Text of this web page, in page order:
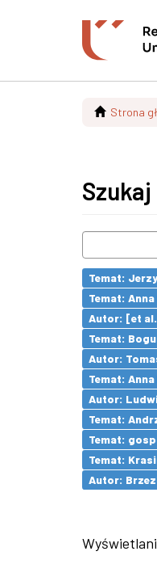
Strona
Szukaj
Temat:
Temat:
Autor: [et
Temat:
Autor:
Temat:
Autor:
Temat:
Temat:
Temat:
Autor: